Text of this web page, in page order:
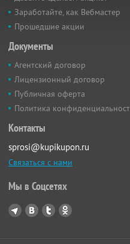
Заработайте, как Вебмастер
Прошедшие акции
Документы
Агентский договор
Лицензионный договор
Публичная оферта
Политика
Контакты
sprosi@kupikupon.ru
Связаться с нами
Мы в Соцсетях